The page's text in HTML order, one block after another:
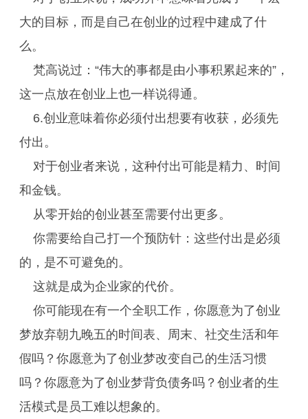
大的目标，而是自己在创业的过程中建成了什
么。
梵高说过：“伟大的事都是由小事积累起来的”，
这一点放在创业上也一样说得通。
6.创业意味着你必须付出想要有收获，必须先
付出。
对于创业者来说，这种付出可能是精力、时间
和金钱。
从零开始的创业甚至需要付出更多。
你需要给自己打一个预防针：这些付出是必须
的，是不可避免的。
这就是成为企业家的代价。
你可能现在有一个全职工作，你愿意为了创业
梦放弃朝九晚五的时间表、周末、社交生活和年
假吗？你愿意为了创业梦改变自己的生活习惯
吗？你愿意为了创业梦背负债务吗？创业者的生
活模式是员工难以想象的。